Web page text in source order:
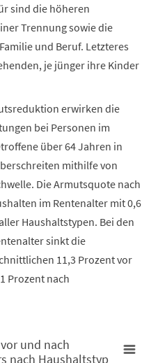
sind die höheren
Trennung sowie die
und Beruf. Letzteres
je jünger ihre Kinder
erwirken die
bei Personen im
über 64 Jahren in
mithilfe von
Die Armutsquote nach
im Rentenalter mit 0,6
Haushaltstypen. Bei den
sinkt die
11,3 Prozent vor
Prozent nach
und nach
nach Haushaltstyp